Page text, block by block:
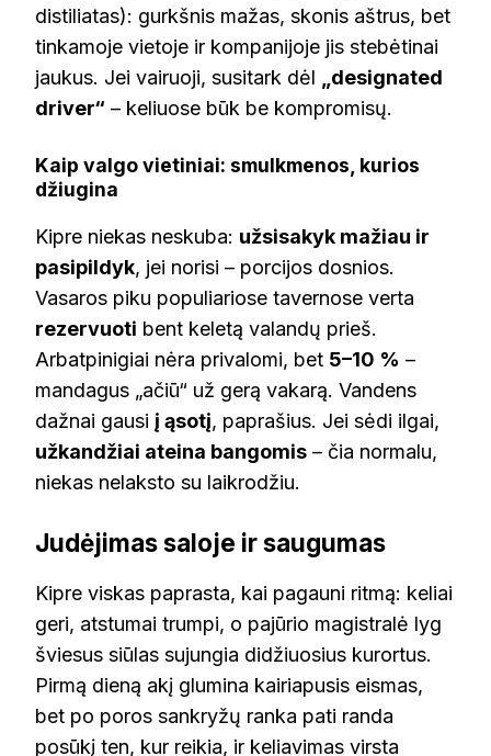
distiliatas): gurkšnis mažas, skonis aštrus, bet
tinkamoje vietoje ir kompanijoje jis stebėtinai
jaukus. Jei vairuoji, susitark dėl
„designated
driver“ – keliuose būk be kompromisų.
Kaip valgo vietiniai: smulkmenos, kurios
džiugina
Kipre niekas neskuba: užsisakyk mažiau ir
pasipildyk, jei norisi – porcijos dosnios.
Vasaros piku populiariose tavernose verta
rezervuoti bent keletą valandų prieš.
Arbatpinigiai nėra privalomi, bet 5–10 % –
mandagus „ačiū“ už gerą vakarą. Vandens
dažnai gausi į ąsotį, paprašius. Jei sėdi ilgai,
užkandžiai ateina bangomis – čia normalu,
niekas nelaksto su laikrodžiu.
Judėjimas saloje ir saugumas
Kipre viskas paprasta, kai pagauni ritmą: keliai
geri, atstumai trumpi, o pajūrio magistralė lyg
šviesus siūlas sujungia didžiuosius kurortus.
Pirmą dieną akį glumina kairiapusis eismas,
bet po poros sankryžų ranka pati randa
posūkį ten, kur reikia, ir keliavimas virsta